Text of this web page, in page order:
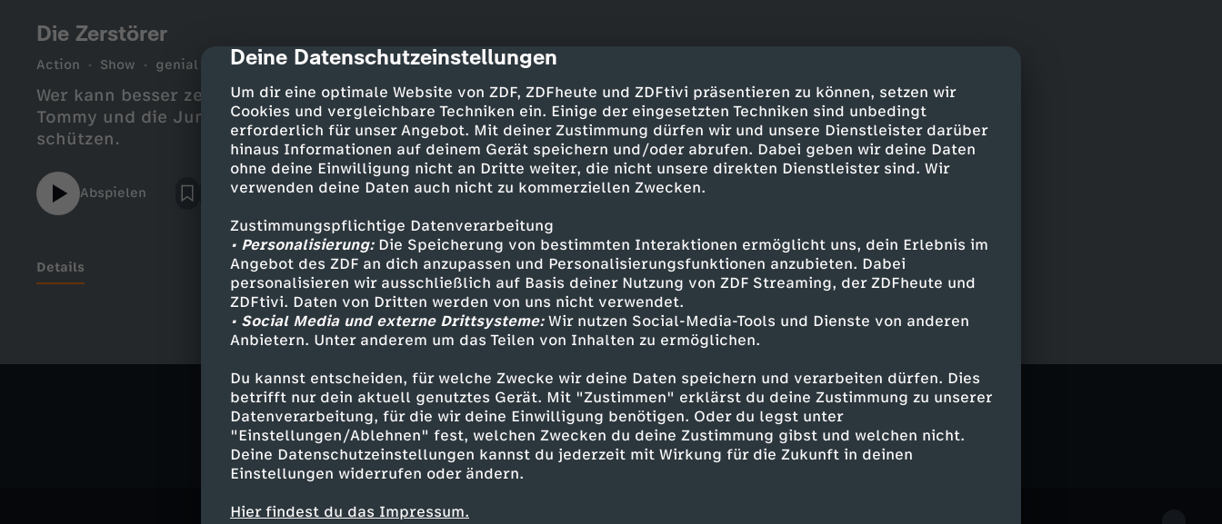
cmp-dialog-description
Deine Datenschutzeinstellungen
Um dir eine optimale Website von ZDF, ZDFheute und ZDFtivi präsentieren zu können, setzen wir
Cookies und vergleichbare Techniken ein. Einige der eingesetzten Techniken sind unbedingt
erforderlich für unser Angebot. Mit deiner Zustimmung dürfen wir und unsere Dienstleister darüber
hinaus Informationen auf deinem Gerät speichern und/oder abrufen. Dabei geben wir deine Daten
ohne deine Einwilligung nicht an Dritte weiter, die nicht unsere direkten Dienstleister sind. Wir
verwenden deine Daten auch nicht zu kommerziellen Zwecken.
Zustimmungspflichtige Datenverarbeitung
• Personalisierung:Die Speicherung von bestimmten Interaktionen ermöglicht uns, dein Erlebnis im
Angebot des ZDF an dich anzupassen und Personalisierungsfunktionen anzubieten. Dabei
personalisieren wir ausschließlich auf Basis deiner Nutzung von ZDF Streaming, der ZDFheute und
ZDFtivi. Daten von Dritten werden von uns nicht verwendet.
• Social Media und externe Drittsysteme:Wir nutzen Social-Media-Tools und Dienste von anderen
Anbietern. Unter anderem um das Teilen von Inhalten zu ermöglichen.
Du kannst entscheiden, für welche Zwecke wir deine Daten speichern und verarbeiten dürfen. Dies
betrifft nur dein aktuell genutztes Gerät. Mit "Zustimmen" erklärst du deine Zustimmung zu unserer
Datenverarbeitung, für die wir deine Einwilligung benötigen. Oder du legst unter
"Einstellungen/Ablehnen" fest, welchen Zwecken du deine Zustimmung gibst und welchen nicht.
Deine Datenschutzeinstellungen kannst du jederzeit mit Wirkung für die Zukunft in deinen
Einstellungen widerrufen oder ändern.
Hier findest du das Impressum.
Die Zerstörer
Action Show genial 25 Min. 2024 ZDFtivi
Wer kann besser zerstören - Jungs oder Mädchen? Außerdem verriegeln
Tommy und die Jungs ihre Zimmertür, um sich vor neugierigen Gästen zu
schützen.
Abspielen
Details
Action Show genial Checkpoint